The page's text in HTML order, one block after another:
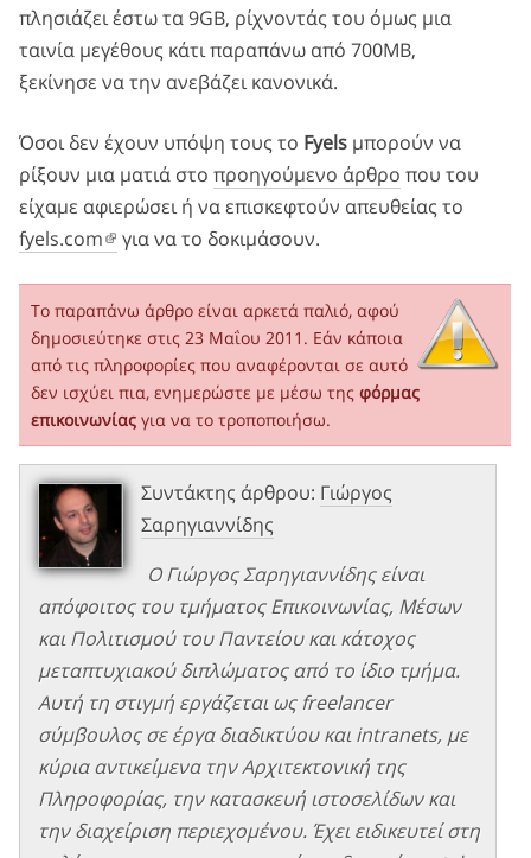
πλησιάζει έστω τα 9GB, ρίχνοντάς του όμως μια
ταινία μεγέθους κάτι παραπάνω από 700ΜΒ,
ξεκίνησε να την ανεβάζει κανονικά.
Όσοι δεν έχουν υπόψη τους το Fyels μπορούν να
ρίξουν μια ματιά στο προηγούμενο άρθρο που του
είχαμε αφιερώσει ή να επισκεφτούν απευθείας το
fyels.com
για να το δοκιμάσουν.
Το παραπάνω άρθρο είναι αρκετά παλιό, αφού
δημοσιεύτηκε στις 23 Μαΐου 2011. Εάν κάποια
από τις πληροφορίες που αναφέρονται σε αυτό
δεν ισχύει πια, ενημερώστε με μέσω της φόρμας
επικοινωνίας για να το τροποποιήσω.
Συντάκτης άρθρου: Γιώργος
Σαρηγιαννίδης
Ο Γιώργος Σαρηγιαννίδης είναι
απόφοιτος του τμήματος Επικοινωνίας, Μέσων
και Πολιτισμού του Παντείου και κάτοχος
μεταπτυχιακού διπλώματος από το ίδιο τμήμα.
Αυτή τη στιγμή εργάζεται ως freelancer
σύμβουλος σε έργα διαδικτύου και intranets, με
κύρια αντικείμενα την Αρχιτεκτονική της
Πληροφορίας, την κατασκευή ιστοσελίδων και
την διαχείριση περιεχομένου. Έχει ειδικευτεί στη